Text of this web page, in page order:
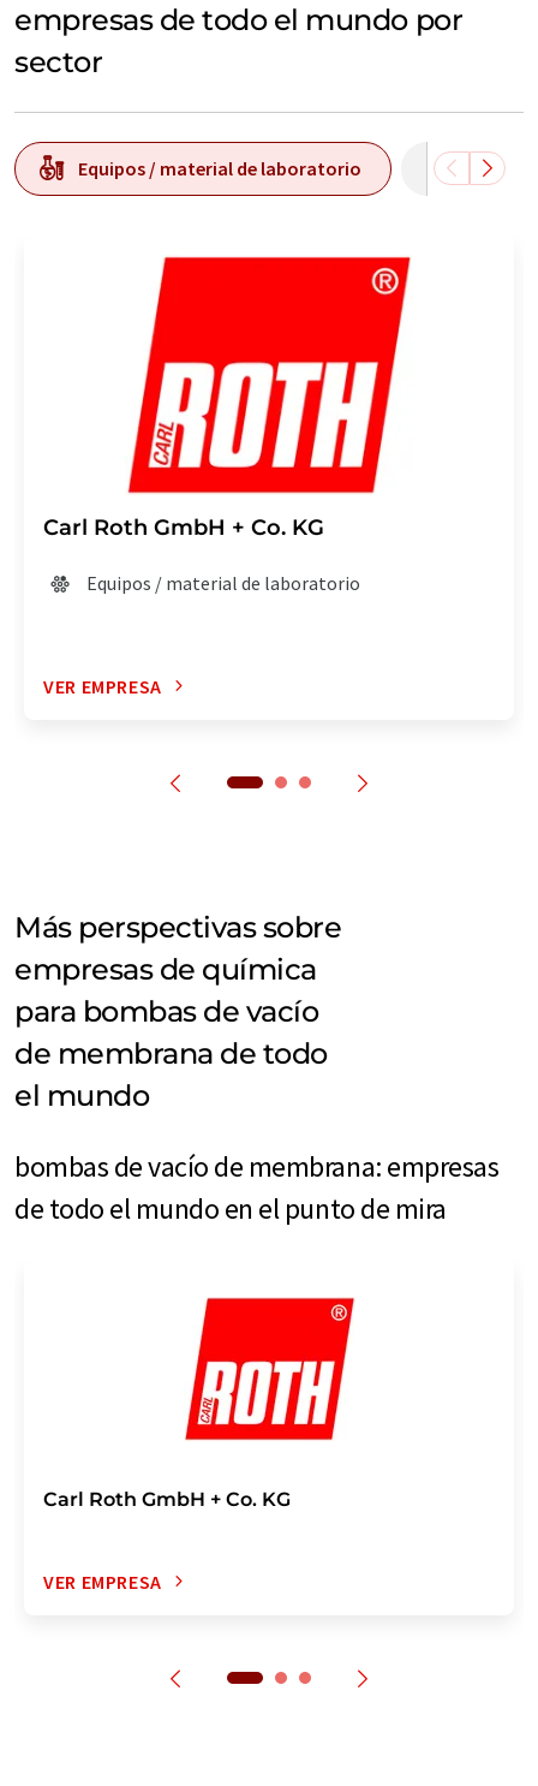
empresas de todo el mundo por
sector
Equipos / material de laboratorio
Carl Roth GmbH + Co. KG
Equipos / material de laboratorio
VER EMPRESA
Más perspectivas sobre
empresas de química
para bombas de vacío
de membrana de todo
el mundo
bombas de vacío de membrana: empresas
de todo el mundo en el punto de mira
Carl Roth GmbH + Co. KG
VER EMPRESA